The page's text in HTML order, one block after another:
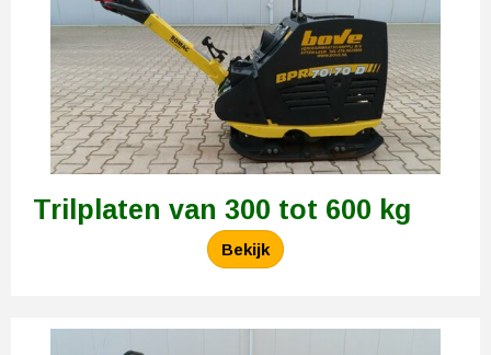
Trilplaten van 300 tot 600 kg
Bekijk